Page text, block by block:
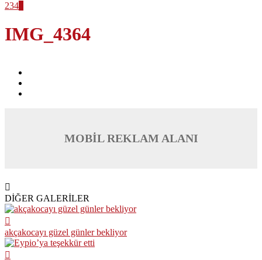
234
IMG_4364
MOBİL REKLAM ALANI
DİĞER GALERİLER
akçakocayı güzel günler bekliyor